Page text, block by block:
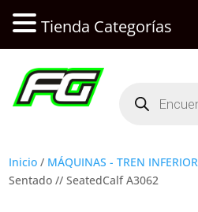
productos
Inicio / MÁQUINAS - TREN INFERIOR
Sentado // SeatedCalf A3062
Tienda Categorías